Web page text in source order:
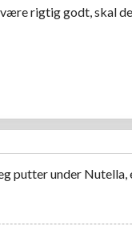
rigtig godt, skal
putter under